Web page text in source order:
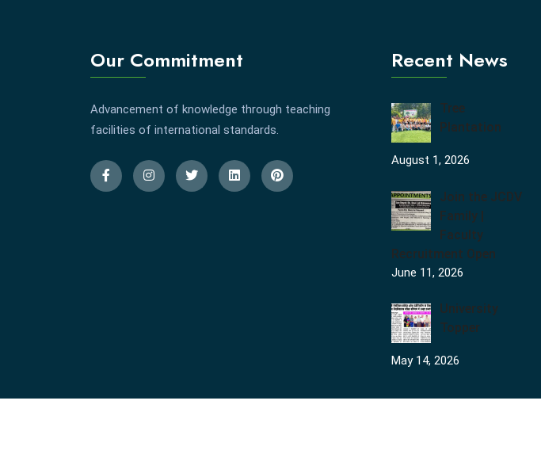
Our Commitment
Advancement of knowledge through teaching
facilities of international standards.
Recent News
Tree
Plantation
August 1, 2026
Join the JCDV
Family |
Faculty
Recruitment Open
June 11, 2026
University
Topper
May 14, 2026